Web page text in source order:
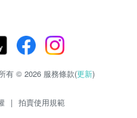
有 © 2026 服務條款(更新)
| 拍賣使用規範